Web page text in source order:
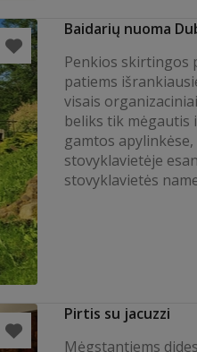
Baidarių nuoma
Penkios skirtingos
patiems
visais
beliks tik mėgautis
gamtos
stovyklavietėje
stovyklavietės
Pirtis su jacuzzi
Mėgstantiems